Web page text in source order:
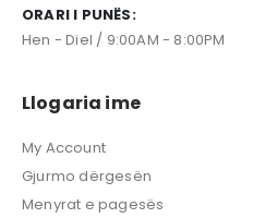
ORARI I PUNËS:
Hen - Diel / 9:00AM - 8:00PM
Llogaria ime
My Account
Gjurmo dërgesën
Menyrat e pagesës